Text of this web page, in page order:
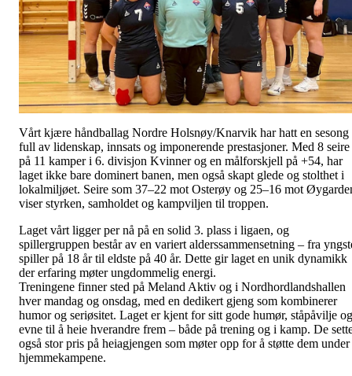
Vårt kjære håndballag Nordre Holsnøy/Knarvik har hatt en sesong
full av lidenskap, innsats og imponerende prestasjoner. Med 8 seire
på 11 kamper i 6. divisjon Kvinner og en målforskjell på +54, har
laget ikke bare dominert banen, men også skapt glede og stolthet i
lokalmiljøet. Seire som 37–22 mot Osterøy og 25–16 mot
viser styrken, samholdet og kampviljen til troppen.
Laget vårt ligger per nå på en solid 3. plass i ligaen, og
spillergruppen består av en variert alderssammensetning – fra
spiller på 18 år til eldste på 40 år. Dette gir laget en unik dynamikk
der erfaring møter ungdommelig energi.
Treningene finner sted på Meland Aktiv og i Nordhordlandshallen
hver mandag og onsdag, med en dedikert gjeng som kombinerer
humor og seriøsitet. Laget er kjent for sitt gode humør, ståpåvilje og
evne til å heie hverandre frem – både på trening og i kamp. De
også stor pris på heiagjengen som møter opp for å støtte dem under
hjemmekampene.